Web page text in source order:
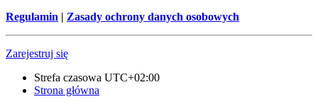
Regulamin | Zasady ochrony danych osobowych
Zarejestruj się
Strefa czasowa UTC+02:00
Strona główna